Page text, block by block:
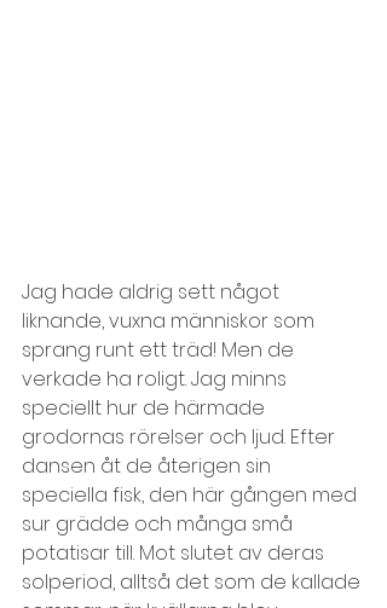
Jag hade aldrig sett något
liknande, vuxna människor som
sprang runt ett träd! Men de
verkade ha roligt. Jag minns
speciellt hur de härmade
grodornas rörelser och ljud. Efter
dansen åt de återigen sin
speciella fisk, den här gången med
sur grädde och många små
potatisar till. Mot slutet av deras
solperiod, alltså det som de kallade